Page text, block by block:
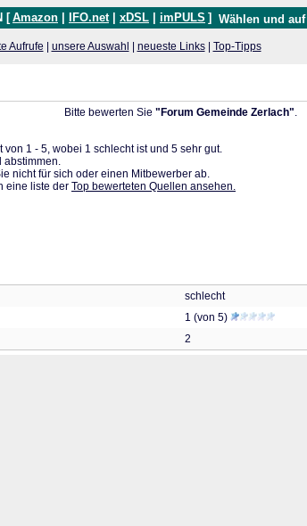
[ Amazon IFO.net xDSL imPULS ] Wählen und auf
Aufrufe unsere Auswahl neueste Links| Top-Tipps
Bitte bewerten Sie "Forum Gemeinde Zerlach".
von 1 - 5, wobei 1 schlecht ist und 5 sehr gut.
abstimmen.
nicht für sich oder einen Mitbewerber ab.
eine liste der Top bewerteten Quellen ansehen.
schlecht
1 (von 5)
2